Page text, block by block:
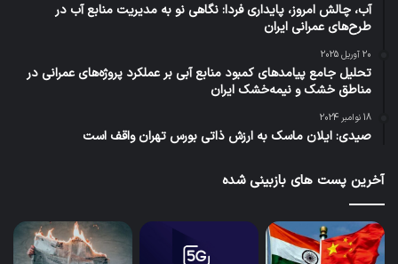
آب، چالش امروز، پایداری فردا: نگاهی نو به مدیریت منابع آب در
طرح‌های عمرانی ایران
20 آوریل 2025
تحلیل جامع پیامدهای کمبود منابع آبی بر عملکرد پروژه‌های عمرانی در
مناطق خشک و نیمه‌خشک ایران
18 نوامبر 2024
صیدی: ایلان ماسک به ارزش ذاتی بورس تهران واقف است
آخرین پست های بازبینی شده